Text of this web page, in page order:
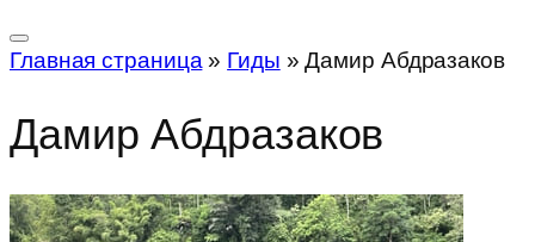
Главная страница » Гиды »Дамир Абдразаков
Дамир Абдразаков